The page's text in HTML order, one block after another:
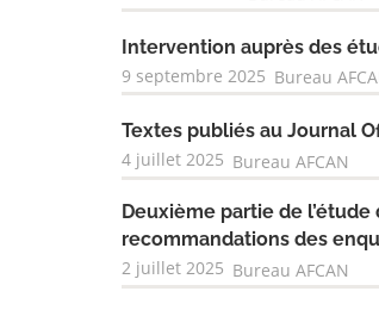
Intervention auprès des
9 septembre 2025 Bureau
Textes publiés au Journal
4 juillet 2025 Bureau AFCAN
Deuxième partie de l’étude
recommandations des
2 juillet 2025 Bureau AFCAN